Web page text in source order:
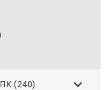
(240)